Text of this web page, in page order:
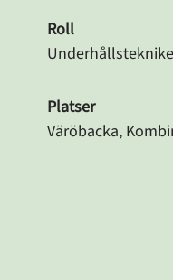
Roll
Platser
Väröbacka,